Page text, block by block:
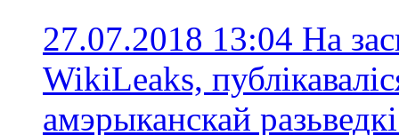
27.07.2018 13:04 На
WikiLeaks,
амэрыканскай